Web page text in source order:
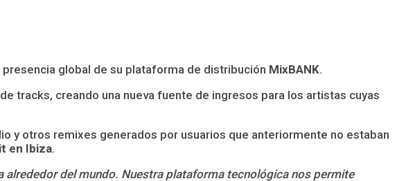
presencia global de su plataforma de distribución MixBANK.
tracks, creando una nueva fuente de ingresos para los artistas cuyas
y otros remixes generados por usuarios que anteriormente no estaban
en Ibiza.
alrededor del mundo. Nuestra plataforma tecnológica nos permite